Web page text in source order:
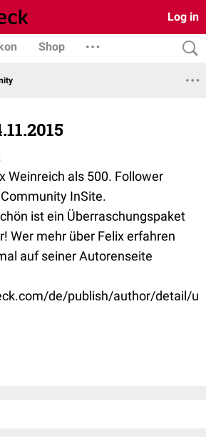
Log in
Shop
Weinreich als 500. Follower
InSite.
ist ein Überraschungspaket
Wer mehr über Felix erfahren
auf seiner Autorenseite
de/publish/author/detail/u